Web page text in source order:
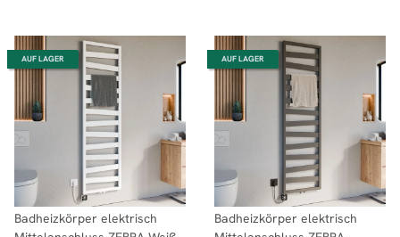
AUF LAGER
Badheizkörper elektrisch
AUF LAGER
Badheizkörper elektrisch